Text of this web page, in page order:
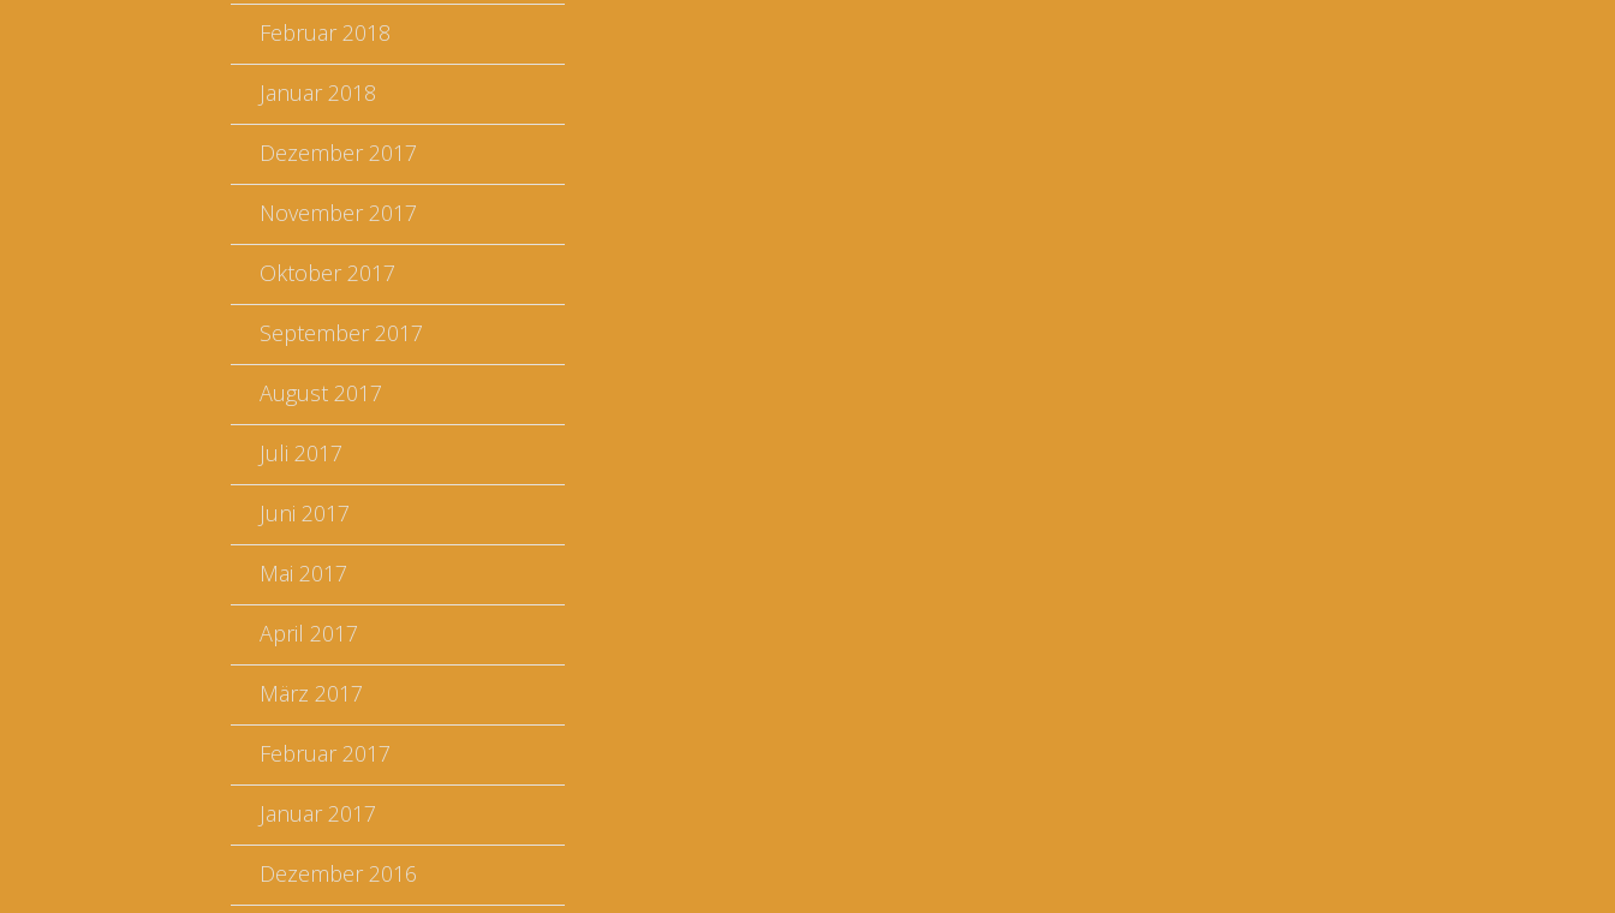
Februar 2018
Januar 2018
Dezember 2017
November 2017
Oktober 2017
September 2017
August 2017
Juli 2017
Juni 2017
Mai 2017
April 2017
März 2017
Februar 2017
Januar 2017
Dezember 2016